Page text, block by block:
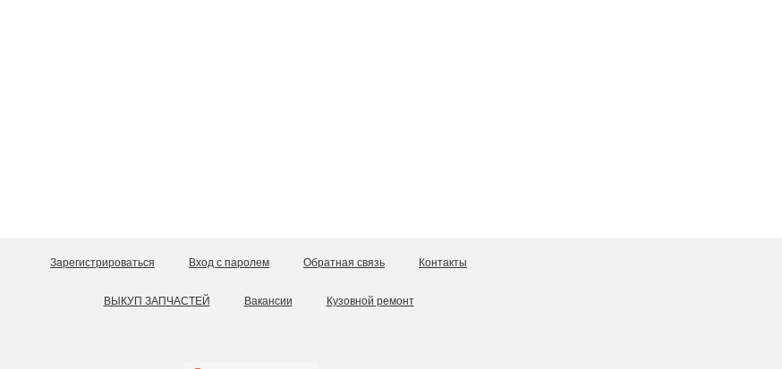
Зарегистрироваться Вход с паролем Обратная связь Контакты
ВЫКУП ЗАПЧАСТЕЙ Вакансии Кузовной ремонт